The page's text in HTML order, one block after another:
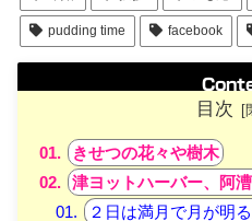
pudding time facebook
目次
きせつの花々や樹木
津ヨットハーバー、阿
２日は満月で月が明